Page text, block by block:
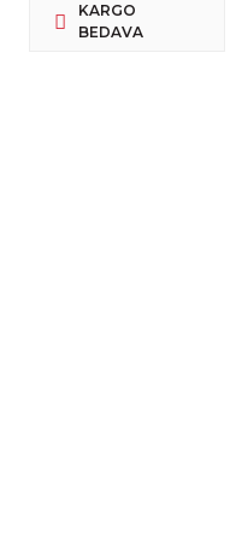
KARGO
BEDAVA